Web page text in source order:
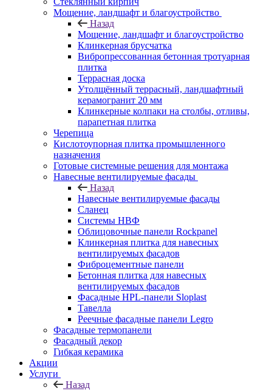
Мощение, ландшафт и благоустройство
Назад
Мощение, ландшафт и благоустройство
Клинкерная брусчатка
Вибропрессованная бетонная тротуарная
плитка
Террасная доска
Утолщённый террасный, ландшафтный
керамогранит 20 мм
Клинкерные колпаки на столбы, отливы,
парапетная плитка
Черепица
Кислотоупорная плитка промышленного
назначения
Готовые системные решения для монтажа
Навесные вентилируемые фасады
Назад
Навесные вентилируемые фасады
Сланец
Системы НВФ
Облицовочные панели Rockpanel
Клинкерная плитка для навесных
вентилируемых фасадов
Фиброцементные панели
Бетонная плитка для навесных
вентилируемых фасадов
Фасадные HPL-панели Sloplast
Тавелла
Реечные фасадные панели Legro
Фасадные термопанели
Фасадный декор
Гибкая керамика
Акции
Услуги
Назад